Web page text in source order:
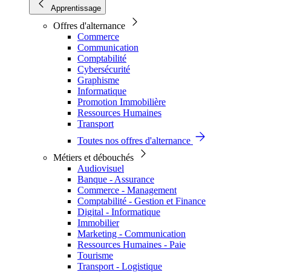
Apprentissage
Offres d'alternance
Commerce
Communication
Comptabilité
Cybersécurité
Graphisme
Informatique
Promotion Immobilière
Ressources Humaines
Transport
Toutes nos offres d'alternance
Métiers et débouchés
Audiovisuel
Banque - Assurance
Commerce - Management
Comptabilité - Gestion et Finance
Digital - Informatique
Immobilier
Marketing - Communication
Ressources Humaines - Paie
Tourisme
Transport - Logistique